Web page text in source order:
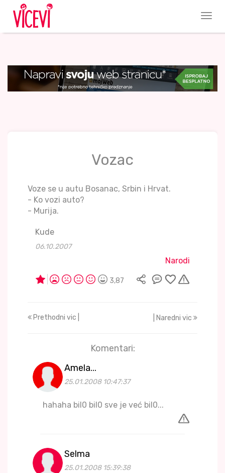
Vozac
Voze se u autu Bosanac, Srbin i Hrvat.
- Ko vozi auto?
- Murija.
Kude
06.10.2007
Narodi
3,87
Prethodni vic | | Naredni vic
Komentari:
Amela...
25.01.2008 10:47:37
hahaha bil0 bil0 sve je već bil0...
Selma
25.01.2008 15:39:38